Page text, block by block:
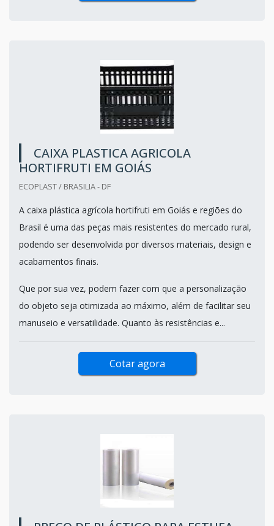
CAIXA PLASTICA AGRICOLA
HORTIFRUTI EM GOIÁS
ECOPLAST / BRASILIA - DF
A caixa plástica agrícola hortifruti em Goiás e regiões do
Brasil é uma das peças mais resistentes do mercado rural,
podendo ser desenvolvida por diversos materiais, design e
acabamentos finais.
Que por sua vez, podem fazer com que a personalização
do objeto seja otimizada ao máximo, além de facilitar seu
manuseio e versatilidade. Quanto às resistências e...
Cotar agora